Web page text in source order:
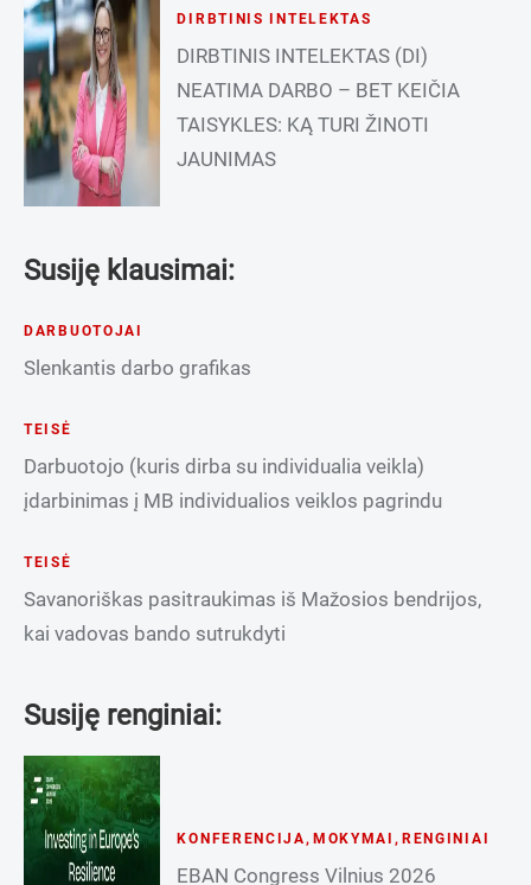
DIRBTINIS INTELEKTAS
DIRBTINIS INTELEKTAS (DI)
NEATIMA DARBO – BET KEIČIA
TAISYKLES: KĄ TURI ŽINOTI
JAUNIMAS
Susiję klausimai:
DARBUOTOJAI
Slenkantis darbo grafikas
TEISĖ
Darbuotojo (kuris dirba su individualia veikla)
įdarbinimas į MB individualios veiklos pagrindu
TEISĖ
Savanoriškas pasitraukimas iš Mažosios bendrijos,
kai vadovas bando sutrukdyti
Susiję renginiai:
KONFERENCIJA , MOKYMAI , RENGINIAI
EBAN Congress Vilnius 2026